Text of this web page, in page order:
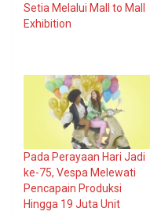
Setia Melalui Mall to Mall
Exhibition
Pada Perayaan Hari Jadi
ke-75, Vespa Melewati
Pencapain Produksi
Hingga 19 Juta Unit